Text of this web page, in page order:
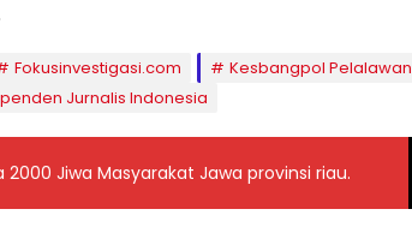
Fokusinvestigasi.com
Kesbangpol Pelalawan
Jurnalis Indonesia
Jiwa Masyarakat Jawa provinsi riau.